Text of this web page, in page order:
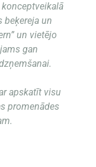
beķereja un
un vietējo
gan
apskatīt visu
promenādes